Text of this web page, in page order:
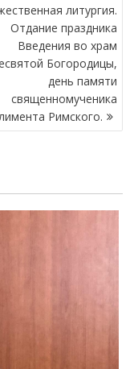
литургия.
Отдание праздника
Введения во храм
Богородицы,
день памяти
священномученика
Римского.